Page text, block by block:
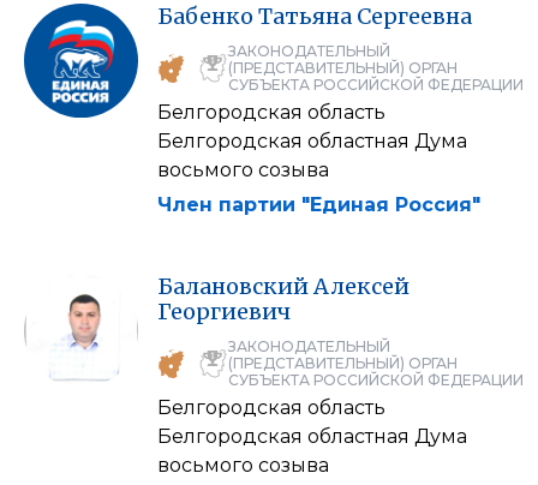
Бабенко Татьяна Сергеевна
ЗАКОНОДАТЕЛЬНЫЙ
(ПРЕДСТАВИТЕЛЬНЫЙ) ОРГАН
СУБЪЕКТА РОССИЙСКОЙ ФЕДЕРАЦИИ
Белгородская область
Белгородская областная Дума
восьмого созыва
Член партии "Единая Россия"
Балановский Алексей
Георгиевич
ЗАКОНОДАТЕЛЬНЫЙ
(ПРЕДСТАВИТЕЛЬНЫЙ) ОРГАН
СУБЪЕКТА РОССИЙСКОЙ ФЕДЕРАЦИИ
Белгородская область
Белгородская областная Дума
восьмого созыва